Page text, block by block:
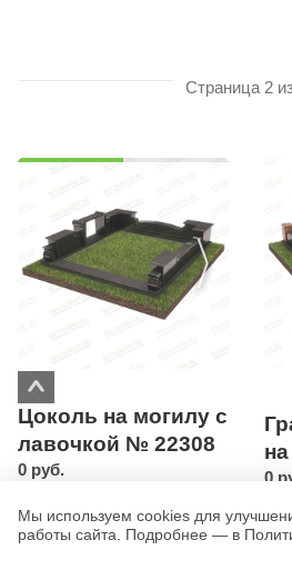
Страница 2
Цоколь на могилу с
лавочкой № 22308
0 руб.
Заказать
0
Мы используем cookies для
работы сайта. Подробнее — в